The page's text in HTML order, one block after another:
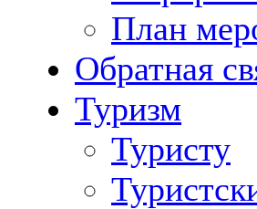
План
Обратная
Туризм
Туристу